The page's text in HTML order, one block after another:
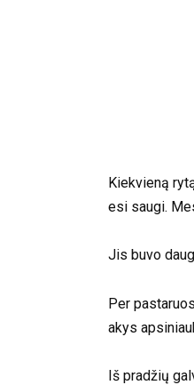
Kiekvieną
esi saugi.
Jis buvo
Per
akys
Iš pradžių